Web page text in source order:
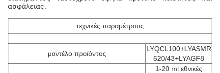
ασφάλειας.
τεχνικές παραμέτρους
μοντέλο προϊόντος
LYQCL100+LYASMR
620/43+LYAGF8
1-20 ml εθνικές